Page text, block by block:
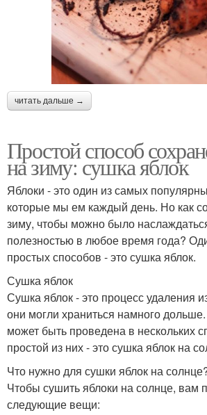
читать дальше →
Простой способ
на зиму: сушка яблок
Яблоки - это один из самых
которые мы ем каждый день. Но как
зиму, чтобы можно было
полезностью в любое время года?
простых способов - это сушка яблок.
Сушка яблок
Сушка яблок - это процесс удаления
они могли храниться намного
может быть проведена в нескольких
простой из них - это сушка яблок на
Что нужно для сушки яблок на
Чтобы сушить яблоки на солнце, вам
следующие вещи: